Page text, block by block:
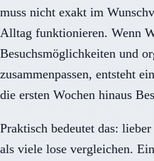
muss nicht exakt im
Alltag funktionieren. Wenn
Besuchsmöglichkeiten und
zusammenpassen, entsteht
die ersten Wochen hinaus
Praktisch bedeutet das:
als viele lose vergleichen.